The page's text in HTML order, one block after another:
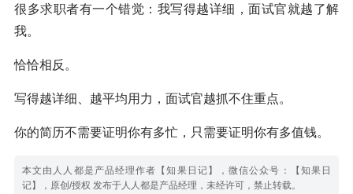
很多求职者有一个错觉：我写得越详细，面试官就越了解
我。
恰恰相反。
写得越详细、越平均用力，面试官越抓不住重点。
你的简历不需要证明你有多忙，只需要证明你有多值钱。
本文由人人都是产品经理作者【知果日记】，微信公众号：【知果日
记】，原创/授权 发布于人人都是产品经理，未经许可，禁止转载。